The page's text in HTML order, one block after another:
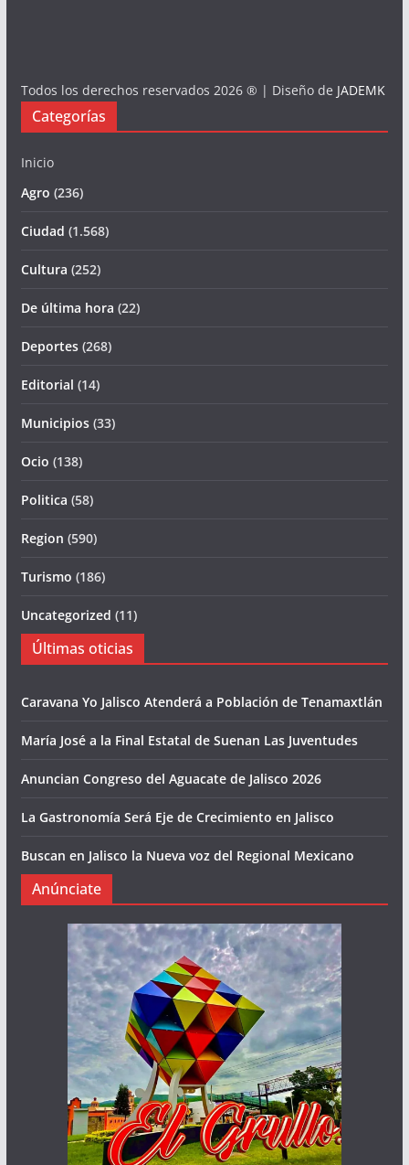
Todos los derechos reservados 2026 ® | Diseño de JADEMK
Categorías
Inicio
Agro (236)
Ciudad (1.568)
Cultura (252)
De última hora (22)
Deportes(268)
Editorial (14)
Municipios(33)
Ocio (138)
Politica (58)
Region (590)
Turismo (186)
Uncategorized (11)
Últimas oticias
Caravana Yo Jalisco Atenderá a Población de Tenamaxtlán
María José a la Final Estatal de Suenan Las Juventudes
Anuncian Congreso del Aguacate de Jalisco 2026
La Gastronomía Será Eje de Crecimiento en Jalisco
Buscan en Jalisco la Nueva voz del Regional Mexicano
Anúnciate